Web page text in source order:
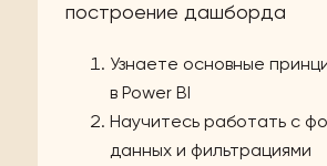
Узнаете основные
в Power BI
Научитесь работать с
данных и фильтрациями
построение дашборда